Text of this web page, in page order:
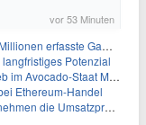
vor 53 Minuten
Ereignisse in Echtzeit-Datenpipeline
Potenzial
in Mexiko wieder in Gang
Ethereum-Handel
und starkes Wachstum signalisiert